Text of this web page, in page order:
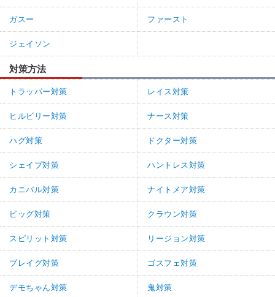
ガスー ファースト
ジェイソン
対策方法
トラッパー対策 レイス対策
ヒルビリー対策 ナース対策
ハグ対策 ドクター対策
シェイプ対策 ハントレス対策
カニバル対策 ナイトメア対策
ピッグ対策 クラウン対策
スピリット対策 リージョン対策
プレイグ対策 ゴスフェ対策
デモちゃん対策 鬼対策